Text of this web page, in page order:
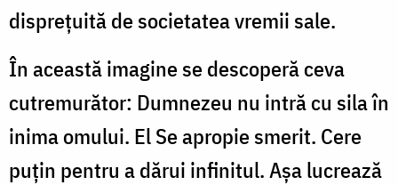
disprețuită de societatea vremii sale.
În această imagine se descoperă ceva
cutremurător: Dumnezeu nu intră cu sila în
inima omului. El Se apropie smerit. Cere
puțin pentru a dărui infinitul. Așa lucrează